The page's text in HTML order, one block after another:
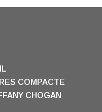
COMPACTE
CHOGAN